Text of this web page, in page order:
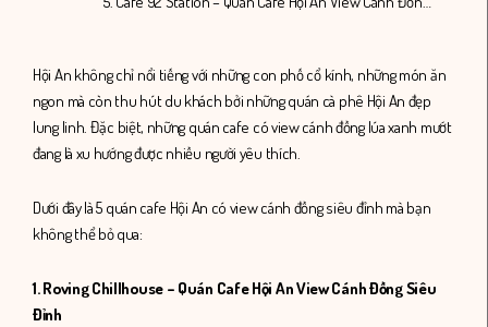
Hội An không chỉ nổi tiếng với những con phố cổ kính, những món ăn
ngon mà còn thu hút du khách bởi những quán cà phê Hội An đẹp
lung linh. Đặc biệt, những quán cafe có view cánh đồng lúa xanh mướt
đang là xu hướng được nhiều người yêu thích.
Dưới đây là 5 quán cafe Hội An có view cánh đồng siêu đỉnh mà bạn
không thể bỏ qua:
1. Roving Chillhouse – Quán Cafe Hội An View Cánh Đồng Siêu
Đỉnh